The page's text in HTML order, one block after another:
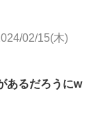
02/15(木)
あるだろうにw